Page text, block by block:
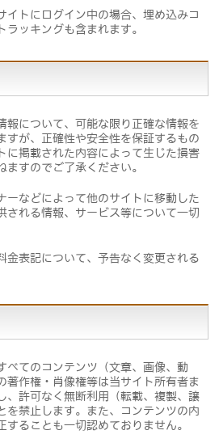
イトにログイン中の場合、埋め込みコ
ラッキングも含まれます。
報について、可能な限り正確な情報を
すが、正確性や安全性を保証するもの
に掲載された内容によって生じた損害
ますのでご了承ください。
ーなどによって他のサイトに移動した
される情報、サービス等について一切
金表記について、予告なく変更される
べてのコンテンツ（文章、画像、動
著作権・肖像権等は当サイト所有者ま
、許可なく無断利用（転載、複製、譲
を禁止します。また、コンテンツの内
することも一切認めておりません。